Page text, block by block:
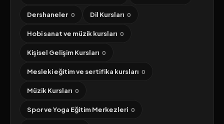
Dershaneler 0 Dil Kursları 0
Hobi sanat ve müzik kursları 0
Kişisel Gelişim Kursları 0
Mesleki eğitim ve sertifika kursları 0
Müzik Kursları 0
Spor ve Yoga Eğitim Merkezleri 0